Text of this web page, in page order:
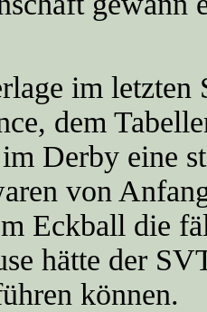
im letzten
dem
Derby eine
von
Eckball die
hätte der
können.